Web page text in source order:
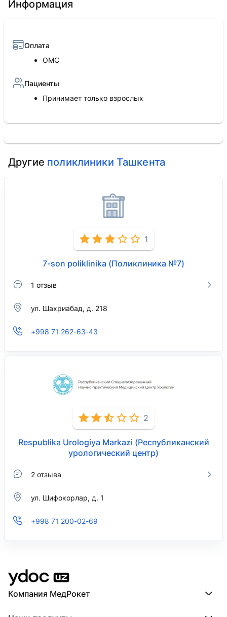
Информация
Оплата
ОМС
Пациенты
Принимает только взрослых
Другие поликлиники Ташкента
1
7-son poliklinika (Поликлиника №7)
1 отзыв
ул. Шахриабад, д. 218
+998 71 262-63-43
2
Respublika Urologiya Markazi (Республиканский
урологический центр)
2 отзыва
ул. Шифокорлар, д. 1
+998 71 200-02-69
Компания МедРокет